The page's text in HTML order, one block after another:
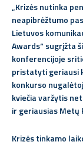
„Krizės nutinka
neapibrėžtumo
Lietuvos
Awards“ sugrįžta
konferencijoje
pristatyti geriausi
konkurso
kviečia varžytis
ir geriausias Metų
Krizės tinkamo